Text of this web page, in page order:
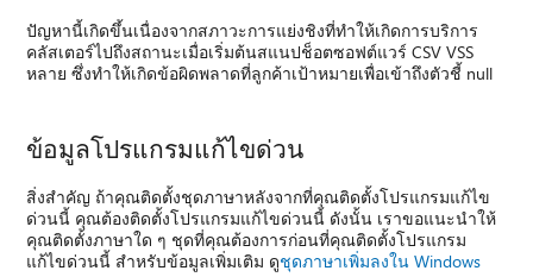
ปัญหานี้เกิดขึ้นเนื่องจากสภาวะการแย่งชิงที่ทำให้เกิดการบริการ
คลัสเตอร์ไปถึงสถานะเมื่อเริ่มต้นสแนปช็อตซอฟต์แวร์ CSV VSS
หลาย ซึ่งทำให้เกิดข้อผิดพลาดที่ลูกค้าเป้าหมายเพื่อเข้าถึงตัวชี้ null
ข้อมูลโปรแกรมแก้ไขด่วน
สิ่งสำคัญ ถ้าคุณติดตั้งชุดภาษาหลังจากที่คุณติดตั้งโปรแกรมแก้ไข
ด่วนนี้ คุณต้องติดตั้งโปรแกรมแก้ไขด่วนนี้ ดังนั้น เราขอแนะนำให้
คุณติดตั้งภาษาใด ๆ ชุดที่คุณต้องการก่อนที่คุณติดตั้งโปรแกรม
แก้ไขด่วนนี้ สำหรับข้อมูลเพิ่มเติม ดูชุดภาษาเพิ่มลงใน Windows